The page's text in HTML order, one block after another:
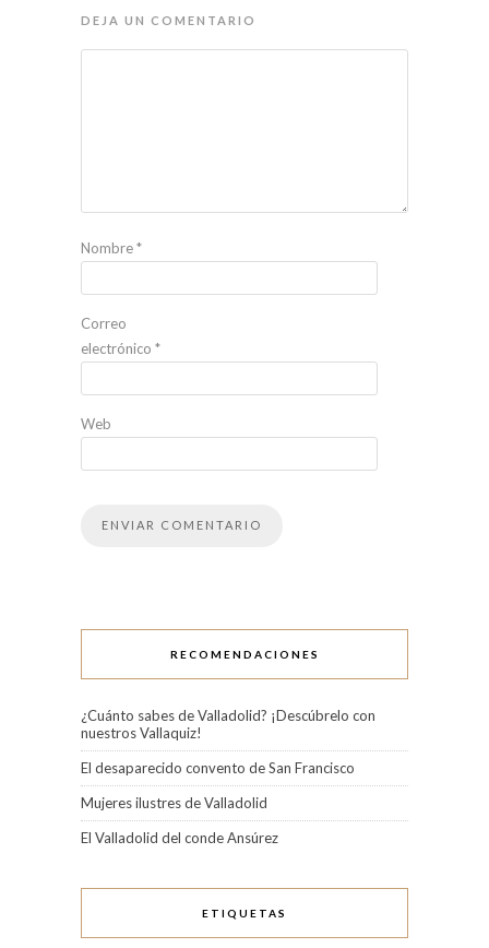
DEJA UN COMENTARIO
Nombre*
Correo
electrónico *
Web
RECOMENDACIONES
¿Cuánto sabes de Valladolid? ¡Descúbrelo con
nuestros Vallaquiz!
El desaparecido convento de San Francisco
Mujeres ilustres de Valladolid
El Valladolid del conde Ansúrez
ETIQUETAS